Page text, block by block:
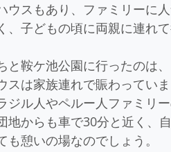
ウスもあり、ファミリーに
、子どもの頃に両親に連れ
と鞍ケ池公園に行ったのは
スは家族連れで賑わってい
ジル人やペルー人ファミリ
地からも車で30分と近く、
も憩いの場なのでしょう。